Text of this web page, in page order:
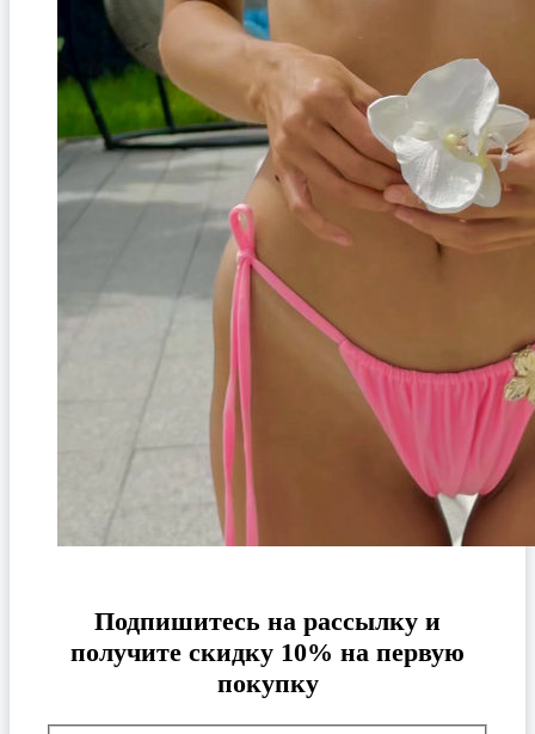
Подпишитесь на рассылку и
получите скидку 10% на первую
покупку